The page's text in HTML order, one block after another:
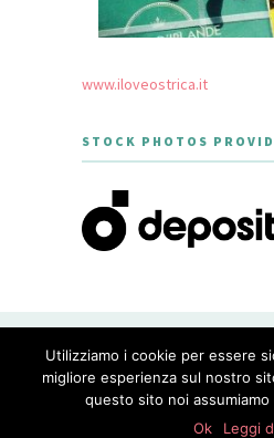
www.iloveostrica.it
STOCK PHOTOS
GOURMET - THEME
Utilizziamo i cookie per essere
migliore esperienza sul nostro
questo sito noi
Ok
Leggi